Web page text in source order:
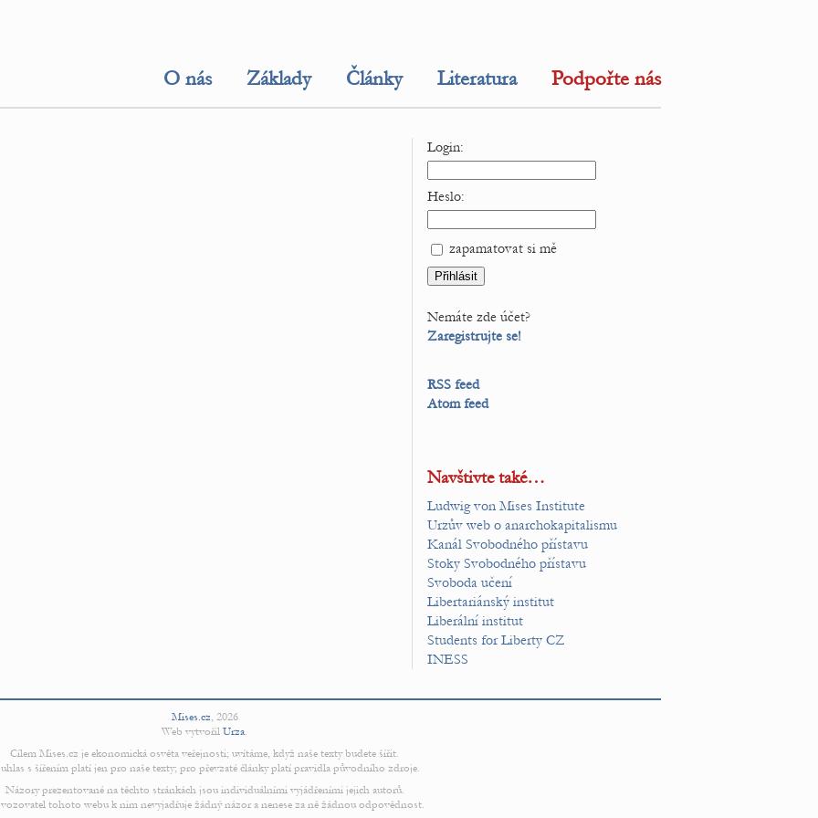
O nás Základy Články Literatura Podpořte nás
Login:
Heslo:
zapamatovat si mě
Nemáte zde účet?
Zaregistrujte se!
RSS feed
Atom feed
Navštivte také…
Ludwig von Mises Institute
Urzův web o anarchokapitalismu
Kanál Svobodného přístavu
Stoky Svobodného přístavu
Svoboda učení
Libertariánský institut
Liberální institut
Students for Liberty CZ
INESS
Mises.cz, 2026
Web vytvořil Urza.
Cílem Mises.cz je ekonomická osvěta veřejnosti; uvítáme, když naše texty budete šířit.
s šířením platí jen pro naše texty; pro převzaté články platí pravidla původního zdroje.
Názory prezentované na těchto stránkách jsou individuálními vyjádřeními jejich autorů.
tohoto webu k nim nevyjadřuje žádný názor a nenese za ně žádnou odpovědnost.